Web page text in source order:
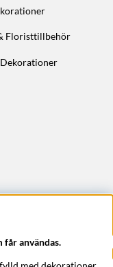
Floristtillbehör
får användas.